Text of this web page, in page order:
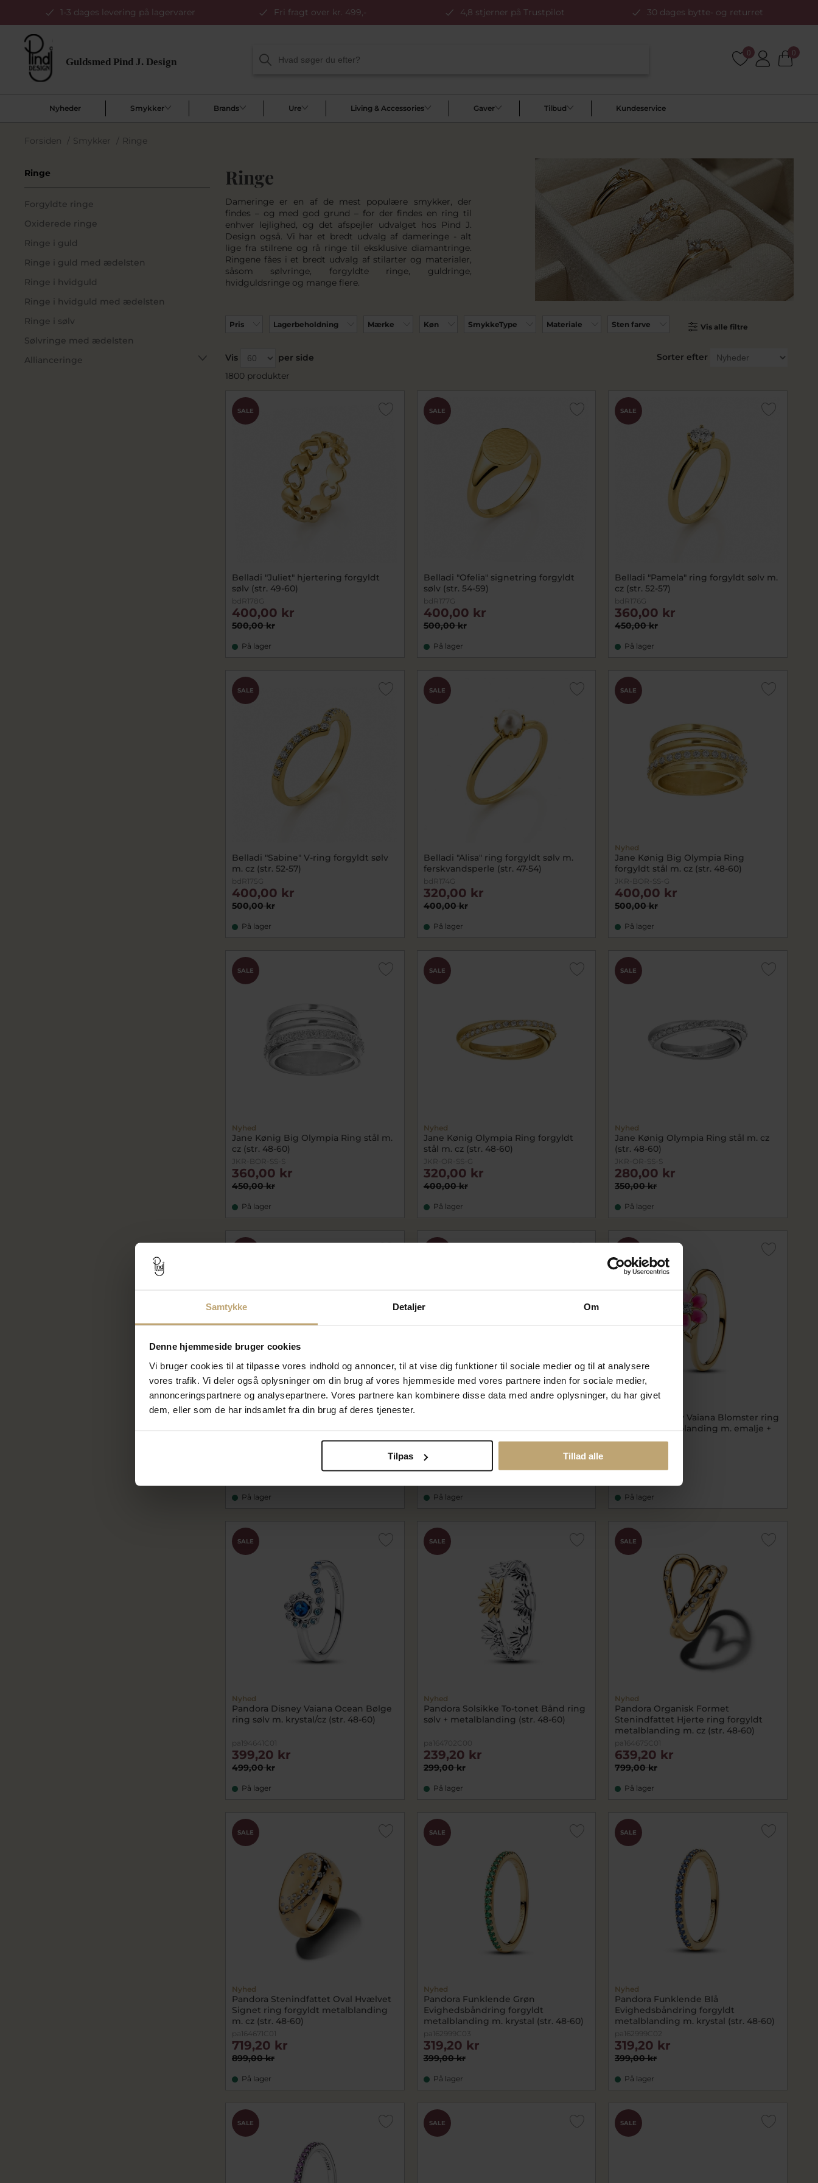
Samtykke Detaljer Om
Denne hjemmeside bruger cookies
Vi bruger cookies til at tilpasse vores indhold og annoncer, til at vise dig funktioner til sociale medier og til at analysere
vores trafik. Vi deler også oplysninger om din brug af vores hjemmeside med vores partnere inden for sociale medier,
annonceringspartnere og analysepartnere. Vores partnere kan kombinere disse data med andre oplysninger, du har givet
dem, eller som de har indsamlet fra din brug af deres tjenester.
Tilpas Tillad alle
1-3 dages levering på lagervarer Fri fragt over kr. 499,- 4,8 stjerner på Trustpilot 30 dages bytte- og returret
0 0
Nyheder Smykker Brands Ure Living & Accessories Gaver Tilbud Kundeservice
Forsiden / Smykker / Ringe
Ringe
Forgyldte ringe
Oxiderede ringe
Ringe i guld
Ringe i guld med ædelsten
Ringe i hvidguld
Ringe i hvidguld med ædelsten
Ringe i sølv
Sølvringe med ædelsten
Allianceringe
Ringe
Dameringe er en af de mest populære smykker, der
findes – og med god grund – for der findes en ring til
enhver lejlighed, og det afspejler udvalget hos Pind J.
Design også. Vi har et bredt udvalg af dameringe - alt
lige fra stilrene og rå ringe til eksklusive diamantringe.
Ringene fåes i et bredt udvalg af stilarter og materialer,
såsom sølvringe, forgyldte ringe, guldringe,
hvidguldsringe og mange flere.
Pris Lagerbeholdning Mærke Køn SmykkeType Materiale Sten farve Vis alle filtre
Sorter efter
Vis
per side
1800 produkter
SALE
Belladi "Juliet" hjertering forgyldt
sølv (str. 49-60)
bdR178G
500,00 kr
400,00 kr
På lager
SALE
Belladi "Ofelia" signetring forgyldt
sølv (str. 54-59)
bdR177G
500,00 kr
400,00 kr
På lager
SALE
Belladi "Pamela" ring forgyldt sølv m.
cz (str. 52-57)
bdR176G
450,00 kr
360,00 kr
På lager
SALE
Belladi "Sabine" V-ring forgyldt sølv
m. cz (str. 52-57)
bdR175G
500,00 kr
400,00 kr
På lager
SALE
Belladi "Alisa" ring forgyldt sølv m.
ferskvandsperle (str. 47-54)
bdR174G
400,00 kr
320,00 kr
På lager
SALE
Nyhed
Jane Kønig Big Olympia Ring
forgyldt stål m. cz (str. 48-60)
JKR-BOR-SS-G
500,00 kr
400,00 kr
På lager
SALE
Nyhed
Jane Kønig Big Olympia Ring stål m.
cz (str. 48-60)
JKR-BOR-SS-S
450,00 kr
360,00 kr
På lager
SALE
Nyhed
Jane Kønig Olympia Ring forgyldt
stål m. cz (str. 48-60)
JKR-OR-SS-G
400,00 kr
320,00 kr
På lager
SALE
Nyhed
Jane Kønig Olympia Ring stål m. cz
(str. 48-60)
JKR-OR-SS-S
350,00 kr
280,00 kr
På lager
Spirit Icons Belle ring 14 karat guld
På lager
pa164562C01
559,20 kr
På lager
Pandora Disney Vaiana Blomster ring
forgyldt metalblanding m. emalje +
cz (str. 48-60)
På lager
SALE
Nyhed
Pandora Disney Vaiana Ocean Bølge
ring sølv m. krystal/cz (str. 48-60)
pa194641C01
499,00 kr
399,20 kr
På lager
SALE
Nyhed
Pandora Solsikke To-tonet Bånd ring
sølv + metalblanding (str. 48-60)
pa164702C00
299,00 kr
239,20 kr
På lager
SALE
Nyhed
Pandora Organisk Formet
Stenindfattet Hjerte ring forgyldt
metalblanding m. cz (str. 48-60)
pa164675C01
799,00 kr
639,20 kr
På lager
SALE
Nyhed
Pandora Stenindfattet Oval Hvælvet
Signet ring forgyldt metalblanding
m. cz (str. 48-60)
pa164671C01
899,00 kr
719,20 kr
På lager
SALE
Nyhed
Pandora Funklende Grøn
Evighedsbåndring forgyldt
metalblanding m. krystal (str. 48-60)
pa162999C03
399,00 kr
319,20 kr
På lager
SALE
Nyhed
Pandora Funklende Blå
Evighedsbåndring forgyldt
metalblanding m. krystal (str. 48-60)
pa162999C02
399,00 kr
319,20 kr
På lager
SALE SALE SALE